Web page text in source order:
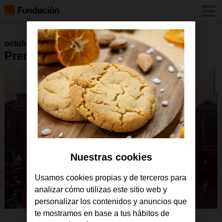
octubre 2024
Premio_Pioneras_IT_012-min
Nuestras cookies
Usamos cookies propias y de terceros para
analizar cómo utilizas este sitio web y
personalizar los contenidos y anuncios que
te mostramos en base a tus hábitos de